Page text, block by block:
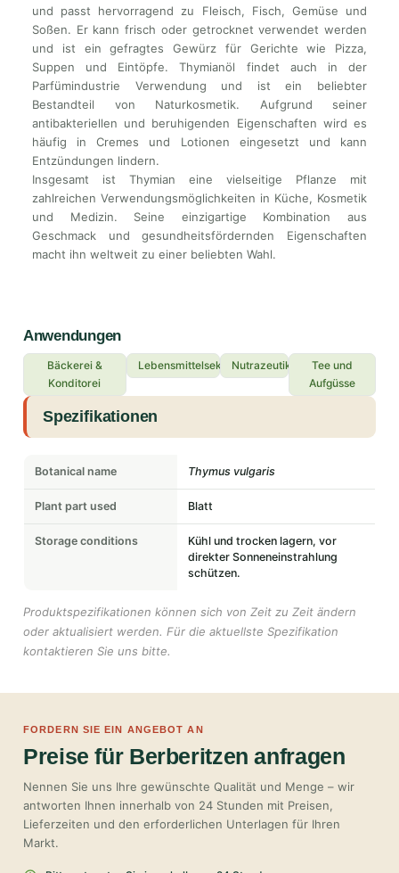
und passt hervorragend zu Fleisch, Fisch, Gemüse und
Soßen. Er kann frisch oder getrocknet verwendet werden
und ist ein gefragtes Gewürz für Gerichte wie Pizza,
Suppen und Eintöpfe. Thymianöl findet auch in der
Parfümindustrie Verwendung und ist ein beliebter
Bestandteil von Naturkosmetik. Aufgrund seiner
antibakteriellen und beruhigenden Eigenschaften wird es
häufig in Cremes und Lotionen eingesetzt und kann
Entzündungen lindern.
Insgesamt ist Thymian eine vielseitige Pflanze mit
zahlreichen Verwendungsmöglichkeiten in Küche, Kosmetik
und Medizin. Seine einzigartige Kombination aus
Geschmack und gesundheitsfördernden Eigenschaften
macht ihn weltweit zu einer beliebten Wahl.
Anwendungen
Bäckerei &
Konditorei
LebensmittelsektorNutrazeutika
Tee und
Aufgüsse
Spezifikationen
Botanical name Thymus vulgaris
Plant part used Blatt
Storage conditions
Kühl und trocken lagern, vor
direkter Sonneneinstrahlung
schützen.
Produktspezifikationen können sich von Zeit zu Zeit ändern
oder aktualisiert werden. Für die aktuellste Spezifikation
kontaktieren Sie uns bitte.
FORDERN SIE EIN ANGEBOT AN
Preise für Berberitzen anfragen
Nennen Sie uns Ihre gewünschte Qualität und Menge – wir
antworten Ihnen innerhalb von 24 Stunden mit Preisen,
Lieferzeiten und den erforderlichen Unterlagen für Ihren
Markt.